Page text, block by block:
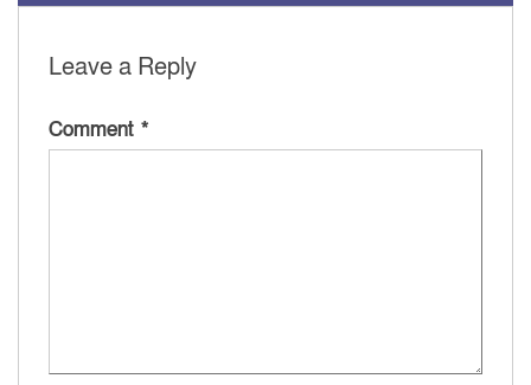
Leave a Reply
Comment *